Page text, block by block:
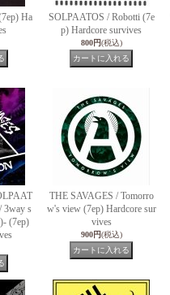
Ha
SOLPAATOS / Robotti (7e
p) Hardcore survives
800円(税込)
3way s
(7ep)
THE SAVAGES / Tomorro
w's view (7ep) Hardcore sur
vives
900円(税込)